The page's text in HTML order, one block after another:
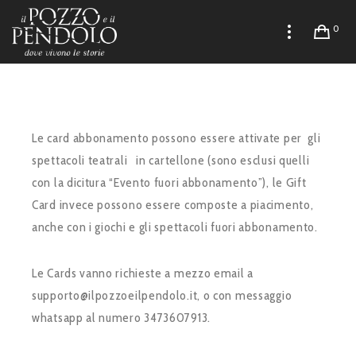
0
Le card abbonamento possono essere attivate per gli
spettacoli teatrali in cartellone (sono esclusi quelli
con la dicitura “Evento fuori abbonamento”), le Gift
Card invece possono essere composte a piacimento,
anche con i giochi e gli spettacoli fuori abbonamento.
Le Cards vanno richieste a mezzo email a
supporto@ilpozzoeilpendolo.it, o con messaggio
whatsapp al numero 3473607913.